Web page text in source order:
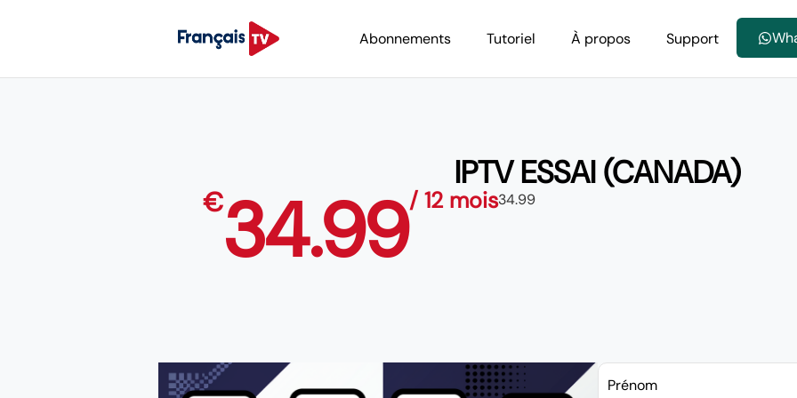
Abonnements Tutoriel À propos Support
IPTV ESSAI (CANADA)
€34.99/ 12 mois34.99
Prénom